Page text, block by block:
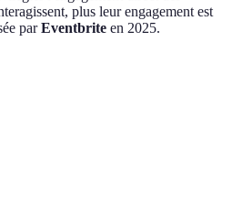
plus leur engagement est
parEventbrite en 2025.